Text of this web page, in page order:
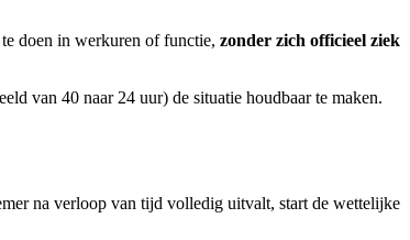
doen in werkuren of functie, zonder zich officieel ziek
van 40 naar 24 uur) de situatie houdbaar te maken.
na verloop van tijd volledig uitvalt, start de wettelijke